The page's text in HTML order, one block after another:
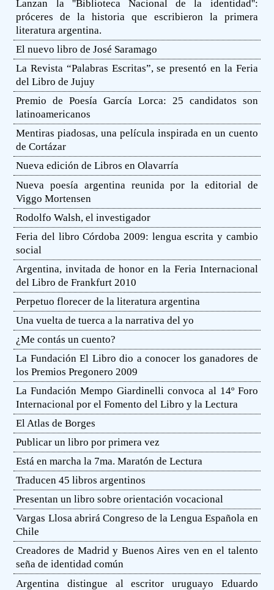
Lanzan la ''Biblioteca Nacional de la identidad'':
próceres de la historia que escribieron la primera
literatura argentina.
El nuevo libro de José Saramago
La Revista “Palabras Escritas”, se presentó en la Feria
del Libro de Jujuy
Premio de Poesía García Lorca: 25 candidatos son
latinoamericanos
Mentiras piadosas, una película inspirada en un cuento
de Cortázar
Nueva edición de Libros en Olavarría
Nueva poesía argentina reunida por la editorial de
Viggo Mortensen
Rodolfo Walsh, el investigador
Feria del libro Córdoba 2009: lengua escrita y cambio
social
Argentina, invitada de honor en la Feria Internacional
del Libro de Frankfurt 2010
Perpetuo florecer de la literatura argentina
Una vuelta de tuerca a la narrativa del yo
¿Me contás un cuento?
La Fundación El Libro dio a conocer los ganadores de
los Premios Pregonero 2009
La Fundación Mempo Giardinelli convoca al 14º Foro
Internacional por el Fomento del Libro y la Lectura
El Atlas de Borges
Publicar un libro por primera vez
Está en marcha la 7ma. Maratón de Lectura
Traducen 45 libros argentinos
Presentan un libro sobre orientación vocacional
Vargas Llosa abrirá Congreso de la Lengua Española en
Chile
Creadores de Madrid y Buenos Aires ven en el talento
seña de identidad común
Argentina distingue al escritor uruguayo Eduardo